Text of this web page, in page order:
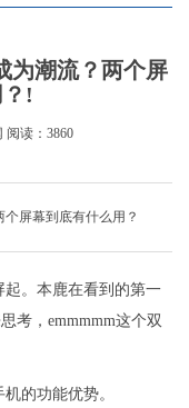
为潮流？两个屏
!
阅读：3860
个屏幕到底有什么用？
。本鹿在看到的第一
考，emmmmm这个双
的功能优势。